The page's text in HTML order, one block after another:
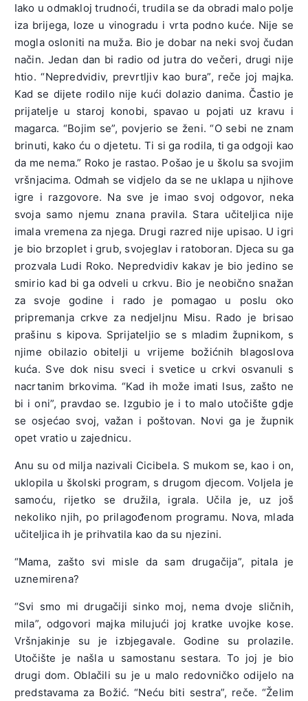
Iako u odmakloj trudnoći, trudila se da obradi malo polje
iza brijega, loze u vinogradu i vrta podno kuće. Nije se
mogla osloniti na muža. Bio je dobar na neki svoj čudan
način. Jedan dan bi radio od jutra do večeri, drugi nije
htio. “Nepredvidiv, prevrtljiv kao bura”, reče joj majka.
Kad se dijete rodilo nije kući dolazio danima. Častio je
prijatelje u staroj konobi, spavao u pojati uz kravu i
magarca. “Bojim se”, povjerio se ženi. “O sebi ne znam
brinuti, kako ću o djetetu. Ti si ga rodila, ti ga odgoji kao
da me nema.” Roko je rastao. Pošao je u školu sa svojim
vršnjacima. Odmah se vidjelo da se ne uklapa u njihove
igre i razgovore. Na sve je imao svoj odgovor, neka
svoja samo njemu znana pravila. Stara učiteljica nije
imala vremena za njega. Drugi razred nije upisao. U igri
je bio brzoplet i grub, svojeglav i ratoboran. Djeca su ga
prozvala Ludi Roko. Nepredvidiv kakav je bio jedino se
smirio kad bi ga odveli u crkvu. Bio je neobično snažan
za svoje godine i rado je pomagao u poslu oko
pripremanja crkve za nedjeljnu Misu. Rado je brisao
prašinu s kipova. Sprijateljio se s mladim župnikom, s
njime obilazio obitelji u vrijeme božićnih blagoslova
kuća. Sve dok nisu sveci i svetice u crkvi osvanuli s
nacrtanim brkovima. “Kad ih može imati Isus, zašto ne
bi i oni”, pravdao se. Izgubio je i to malo utočište gdje
se osjećao svoj, važan i poštovan. Novi ga je župnik
opet vratio u zajednicu.
Anu su od milja nazivali Cicibela. S mukom se, kao i on,
uklopila u školski program, s drugom djecom. Voljela je
samoću, rijetko se družila, igrala. Učila je, uz još
nekoliko njih, po prilagođenom programu. Nova, mlada
učiteljica ih je prihvatila kao da su njezini.
“Mama, zašto svi misle da sam drugačija”, pitala je
uznemirena?
“Svi smo mi drugačiji sinko moj, nema dvoje sličnih,
mila”, odgovori majka milujući joj kratke uvojke kose.
Vršnjakinje su je izbjegavale. Godine su prolazile.
Utočište je našla u samostanu sestara. To joj je bio
drugi dom. Oblačili su je u malo redovničko odijelo na
predstavama za Božić. “Neću biti sestra”, reče. “Želim